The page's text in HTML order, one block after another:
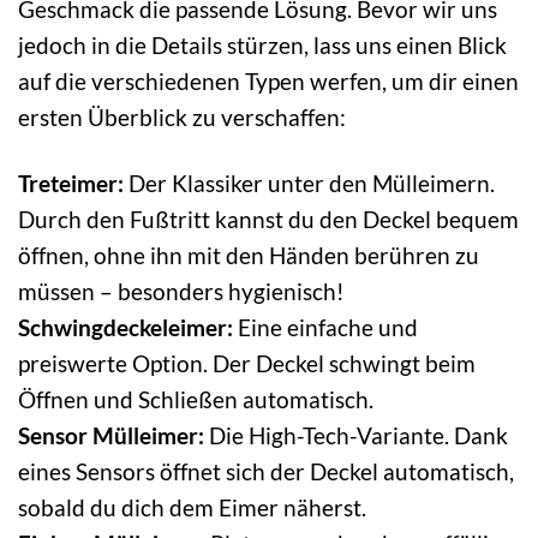
Geschmack die passende Lösung. Bevor wir uns
jedoch in die Details stürzen, lass uns einen Blick
auf die verschiedenen Typen werfen, um dir einen
ersten Überblick zu verschaffen:
Treteimer: Der Klassiker unter den Mülleimern.
Durch den Fußtritt kannst du den Deckel bequem
öffnen, ohne ihn mit den Händen berühren zu
müssen – besonders hygienisch!
Schwingdeckeleimer: Eine einfache und
preiswerte Option. Der Deckel schwingt beim
Öffnen und Schließen automatisch.
Sensor Mülleimer: Die High-Tech-Variante. Dank
eines Sensors öffnet sich der Deckel automatisch,
sobald du dich dem Eimer näherst.